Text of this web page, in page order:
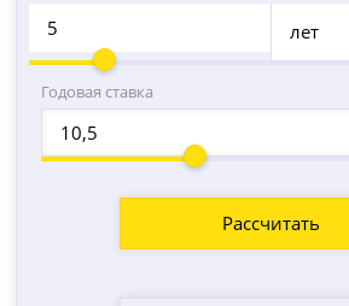
лет
Годовая ставка
Рассчитать